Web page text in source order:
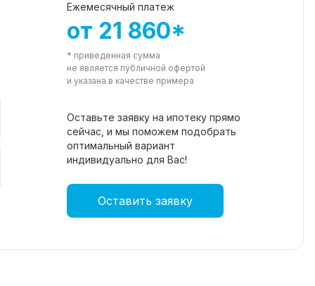
Ежемесячный платеж
от 21 860*
* приведенная сумма
не является публичной офертой
и указана в качестве примера
Оставьте заявку на ипотеку прямо
сейчас, и мы поможем подобрать
оптимальный вариант
индивидуально для Вас!
Оставить заявку